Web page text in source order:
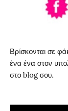
Βρίσκονται σε
ένα ένα στον
στο blog σου.